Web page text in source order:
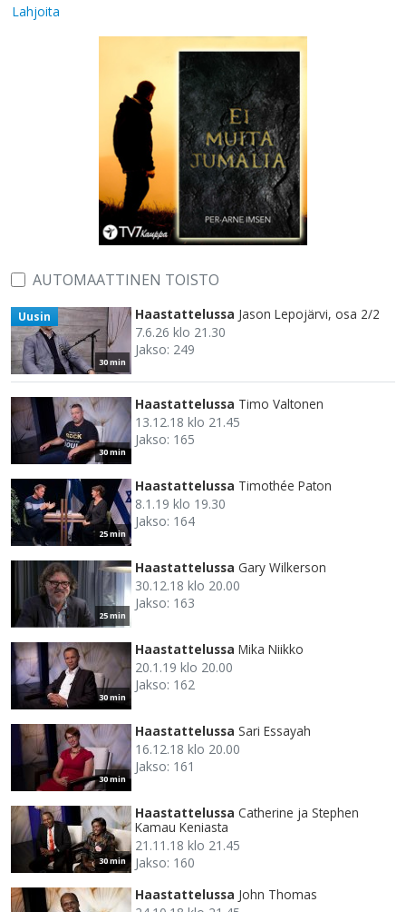
Lahjoita
AUTOMAATTINEN TOISTO
30 min
Uusin Haastattelussa Jason Lepojärvi, osa 2/2
7.6.26 klo 21.30
Jakso: 249
30 min
Haastattelussa Timo Valtonen
13.12.18 klo 21.45
Jakso: 165
25 min
Haastattelussa Timothée Paton
8.1.19 klo 19.30
Jakso: 164
25 min
Haastattelussa Gary Wilkerson
30.12.18 klo 20.00
Jakso: 163
30 min
Haastattelussa Mika Niikko
20.1.19 klo 20.00
Jakso: 162
30 min
Haastattelussa Sari Essayah
16.12.18 klo 20.00
Jakso: 161
30 min
Haastattelussa Catherine ja Stephen
Kamau Keniasta
21.11.18 klo 21.45
Jakso: 160
Haastattelussa John Thomas